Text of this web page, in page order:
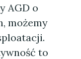
AGD o
możemy
to